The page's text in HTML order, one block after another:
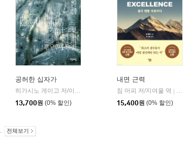
공허한 십자가
자음과모음
13,700원 (0% 할인)
내면 근력
짐 머피 저/지여울 역 |
15,400원 (0% 할인)
전체보기